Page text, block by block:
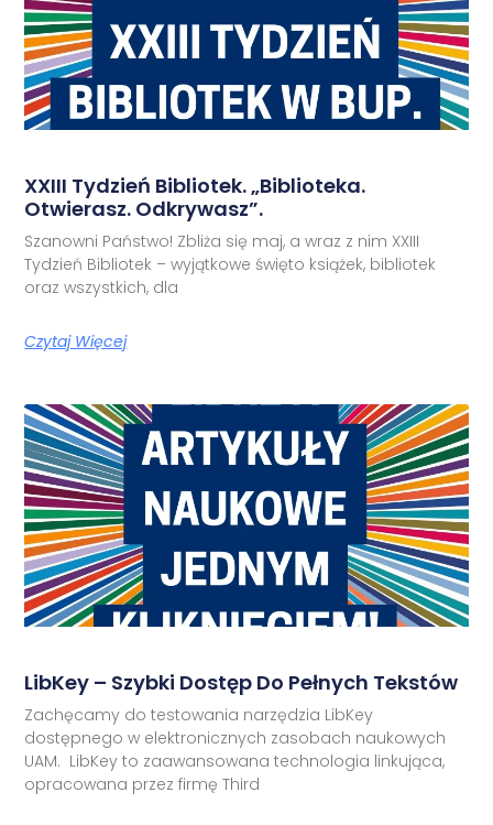
XXIII Tydzień Bibliotek. „Biblioteka.
Otwierasz. Odkrywasz”.
Szanowni Państwo! Zbliża się maj, a wraz z nim XXIII
Tydzień Bibliotek – wyjątkowe święto książek, bibliotek
oraz wszystkich, dla
Czytaj Więcej
LibKey – Szybki Dostęp Do Pełnych Tekstów
Zachęcamy do testowania narzędzia LibKey
dostępnego w elektronicznych zasobach naukowych
UAM. LibKey to zaawansowana technologia linkująca,
opracowana przez firmę Third